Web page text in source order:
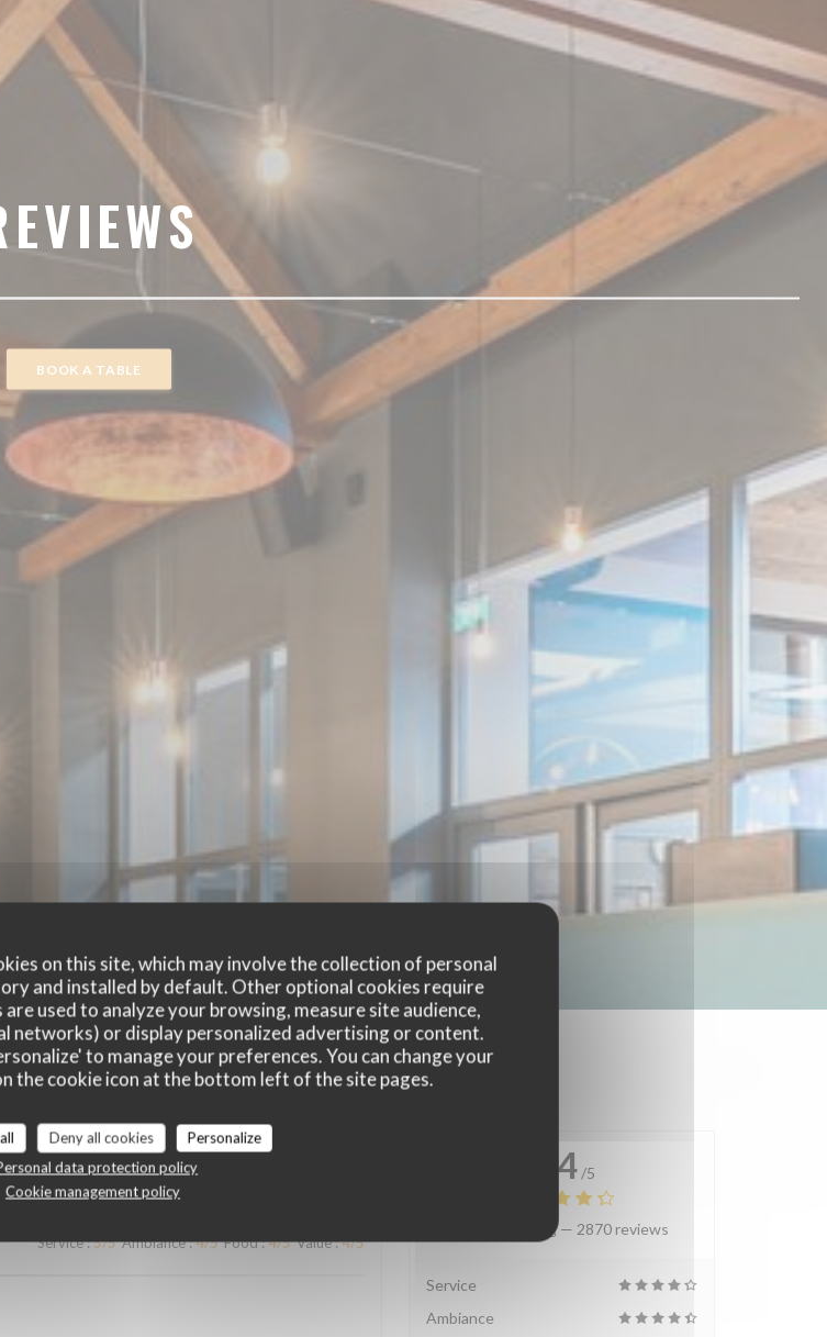
on this site, which may involve the collection of personal
and installed by default. Other optional cookies require
used to analyze your browsing, measure site audience,
networks) or display personalized advertising or content.
to manage your preferences. You can change your
the cookie icon at the bottom left of the site pages.
Deny all cookies
Personalize
data protection policy
Cookie management policy
BOOK A TABLE
Service:5/5 Ambiance:4/5 Food:4/5 Value:4/5
4.4 /5
Average rating — 2870 reviews
Service
Ambiance